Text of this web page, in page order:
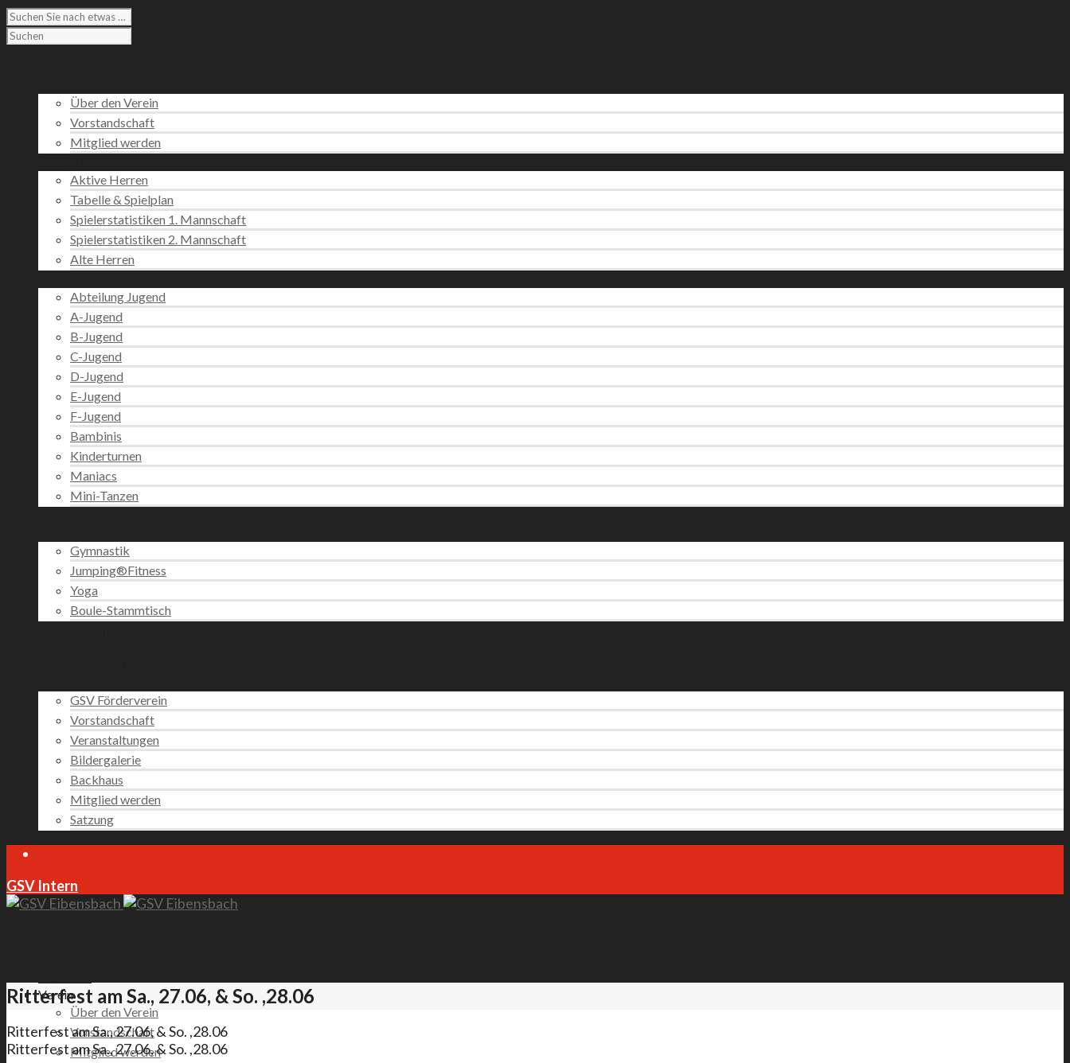
Über den Verein
Vorstandschaft
Mitglied werden
Aktive Herren
Tabelle & Spielplan
Spielerstatistiken 1. Mannschaft
Spielerstatistiken 2. Mannschaft
Alte Herren
Abteilung Jugend
A-Jugend
B-Jugend
C-Jugend
D-Jugend
E-Jugend
F-Jugend
Bambinis
Kinderturnen
Maniacs
Mini-Tanzen
Gymnastik
Jumping®Fitness
Yoga
Boule-Stammtisch
GSV Förderverein
Vorstandschaft
Veranstaltungen
Bildergalerie
Backhaus
Mitglied werden
Satzung
GSV Intern
Verein
Über den Verein
Vorstandschaft
Mitglied werden
Ritterfest am Sa., 27.06, & So. ,28.06
Ritterfest am Sa., 27.06, & So. ,28.06
Ritterfest am Sa., 27.06, & So. ,28.06